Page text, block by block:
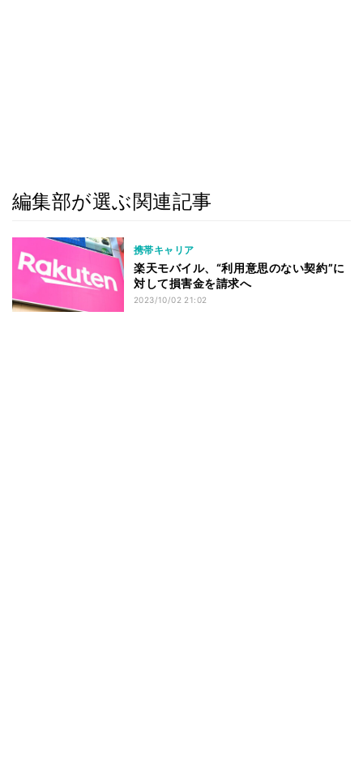
編集部が選ぶ関連記事
携帯キャリア
楽天モバイル、“利用意思のない契約”に
対して損害金を請求へ
2023/10/02 21:02